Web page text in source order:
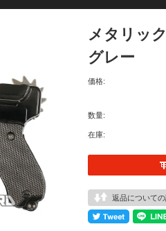
メタリッ
グレー
価格:
数量:
在庫:
返品について